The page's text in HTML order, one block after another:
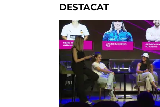
DESTACAT